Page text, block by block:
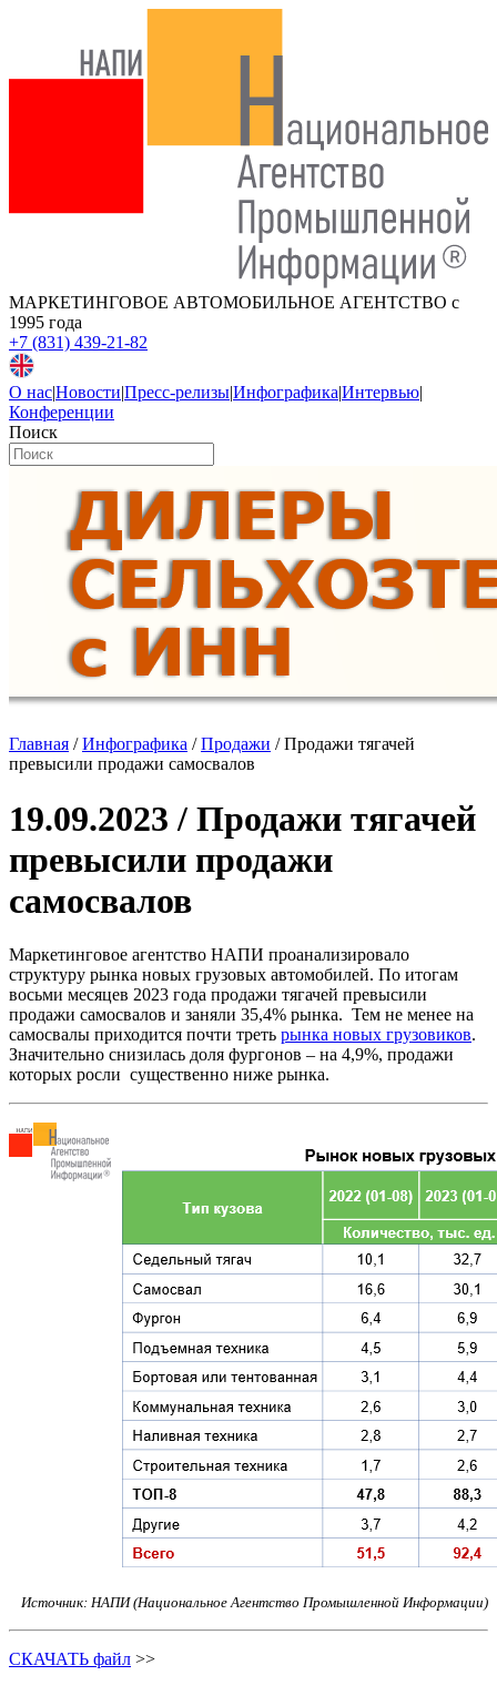
МАРКЕТИНГОВОЕ АВТОМОБИЛЬНОЕ АГЕНТСТВО с
1995 года
+7 (831) 439-21-82
О нас|Новости|Пресс-релизы|Инфографика|Интервью|
Конференции
Поиск
Главная /Инфографика /Продажи /Продажи тягачей
превысили продажи самосвалов
19.09.2023 / Продажи тягачей
превысили продажи
самосвалов
Маркетинговое агентство НАПИ проанализировало
структуру рынка новых грузовых автомобилей. По итогам
восьми месяцев 2023 года продажи тягачей превысили
продажи самосвалов и заняли 35,4% рынка. Тем не менее на
самосвалы приходится почти треть рынка новых грузовиков.
Значительно снизилась доля фургонов – на 4,9%, продажи
которых росли существенно ниже рынка.
Источник: НАПИ (Национальное Агентство Промышленной Информации)
СКАЧАТЬ файл >>